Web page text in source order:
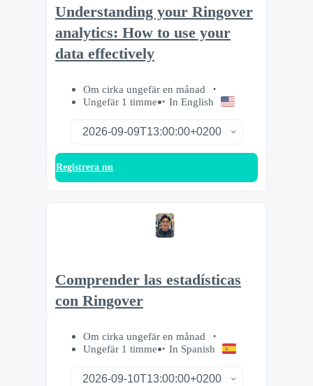
Understanding your Ringover
analytics: How to use your
data effectively
Om cirka ungefär en månad
Ungefär 1 timme
In English
Registrera nu
Comprender las estadísticas
con Ringover
Om cirka ungefär en månad
Ungefär 1 timme
In Spanish